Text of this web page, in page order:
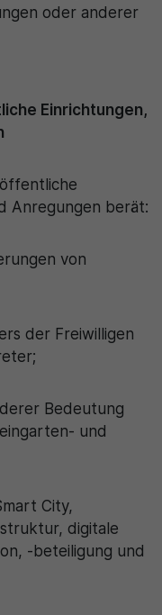
oder anderer
Einrichtungen,
Anregungen berät:
von
der Freiwilligen
Bedeutung
und
City,
digitale
-beteiligung und